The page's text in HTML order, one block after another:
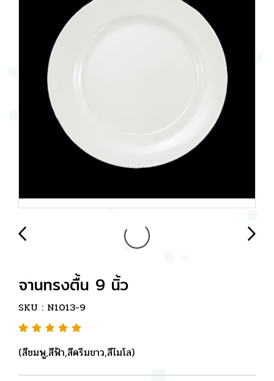
จานทรงตื้น 9 นิ้ว
SKU : N1013-9
(สีชมพู,สีฟ้า,สีครีมขาว,สีไมโล)